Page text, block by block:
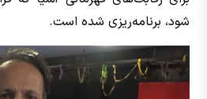
شود، برنامه‌ریزی شده است.